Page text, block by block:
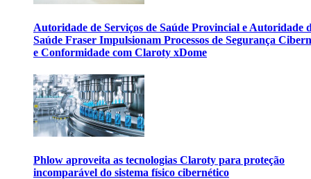
Autoridade de Serviços de Saúde Provincial e Autoridade
Saúde Fraser Impulsionam Processos de Segurança
e Conformidade com Claroty xDome
Phlow aproveita as tecnologias Claroty para proteção
incomparável do sistema físico cibernético